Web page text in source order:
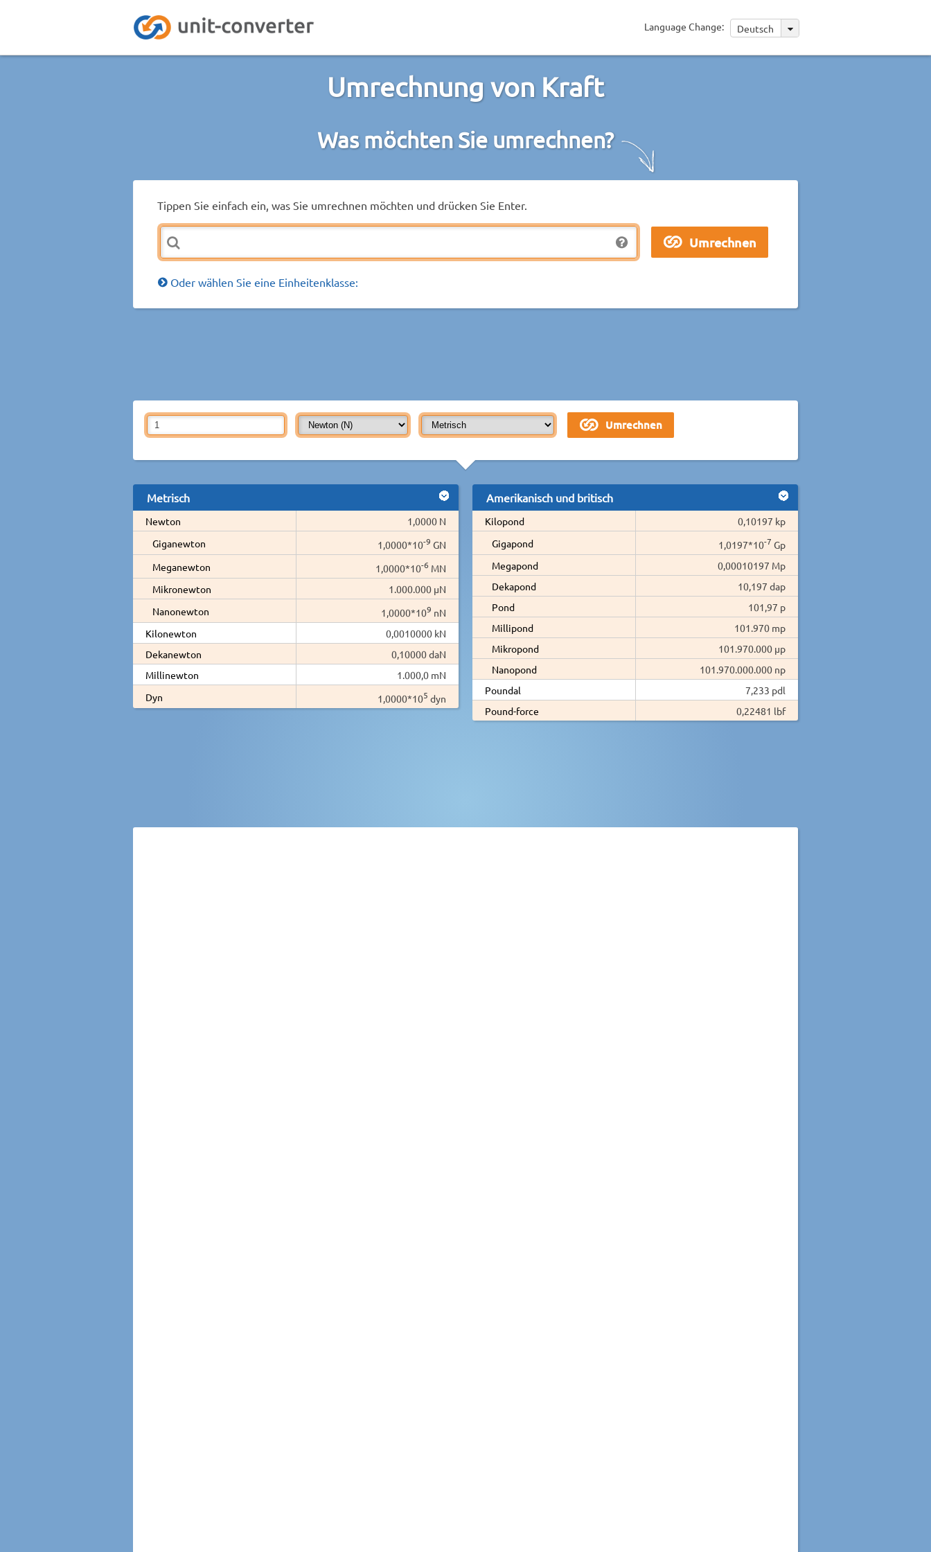
Language Change: Deutsch
Umrechnung von Kraft
Was möchten Sie umrechnen?
Tippen Sie einfach ein, was Sie umrechnen möchten und drücken Sie Enter.
Oder wählen Sie eine Einheitenklasse:
Metrisch
Newton
1,0000 N
Giganewton
1,0000*10-9 GN
Meganewton
1,0000*10-6 MN
Mikronewton
1.000.000 µN
Nanonewton
1,0000*109 nN
Kilonewton
0,0010000 kN
Dekanewton
0,10000 daN
Millinewton
1.000,0 mN
Dyn
1,0000*105 dyn
Amerikanisch und britisch
Kilopond
0,10197 kp
Gigapond
1,0197*10-7 Gp
Megapond
0,00010197 Mp
Dekapond
10,197 dap
Pond
101,97 p
Millipond
101.970 mp
Mikropond
101.970.000 µp
Nanopond
101.970.000.000 np
Poundal
7,233 pdl
Pound-force
0,22481 lbf